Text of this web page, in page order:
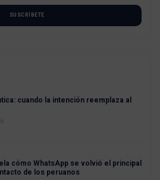
SUSCRÍBETE
cuando la intención reemplaza al
cómo WhatsApp se volvió el principal
de los peruanos